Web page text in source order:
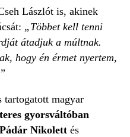
Lászlót is, akinek
„Többet kell tenni
átadjuk a múltnak.
hogy én érmet nyertem,
tartogatott magyar
gyorsváltóban
Pádár Nikolett és